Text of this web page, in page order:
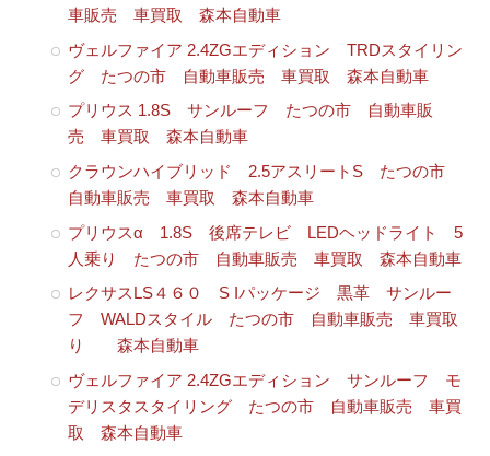
車販売 車買取 森本自動車
ヴェルファイア 2.4ZGエディション TRDスタイリン
グ たつの市 自動車販売 車買取 森本自動車
プリウス 1.8S サンルーフ たつの市 自動車販
売 車買取 森本自動車
クラウンハイブリッド 2.5アスリートS たつの市
自動車販売 車買取 森本自動車
プリウスα 1.8S 後席テレビ LEDヘッドライト 5
人乗り たつの市 自動車販売 車買取 森本自動車
レクサスLS４６０ S Iパッケージ 黒革 サンルー
フ WALDスタイル たつの市 自動車販売 車買取
り 森本自動車
ヴェルファイア 2.4ZGエディション サンルーフ モ
デリスタスタイリング たつの市 自動車販売 車買
取 森本自動車